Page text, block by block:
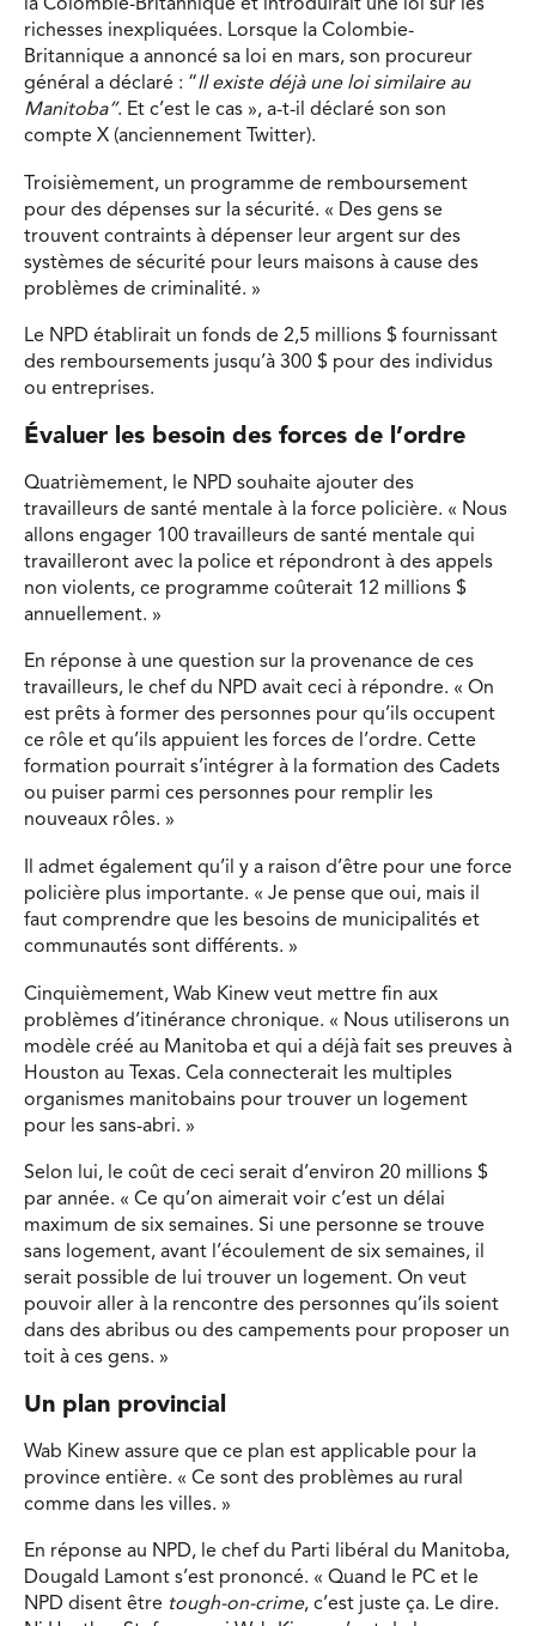
la Colombie-Britannique et introduirait une loi sur les
richesses inexpliquées. Lorsque la Colombie-
Britannique a annoncé sa loi en mars, son procureur
général a déclaré : “Il existe déjà une loi similaire au
Manitoba”. Et c’est le cas », a-t-il déclaré son son
compte X (anciennement Twitter).
Troisièmement, un programme de remboursement
pour des dépenses sur la sécurité. « Des gens se
trouvent contraints à dépenser leur argent sur des
systèmes de sécurité pour leurs maisons à cause des
problèmes de criminalité. »
Le NPD établirait un fonds de 2,5 millions $ fournissant
des remboursements jusqu’à 300 $ pour des individus
ou entreprises.
Évaluer les besoin des forces de l’ordre
Quatrièmement, le NPD souhaite ajouter des
travailleurs de santé mentale à la force policière. « Nous
allons engager 100 travailleurs de santé mentale qui
travailleront avec la police et répondront à des appels
non violents, ce programme coûterait 12 millions $
annuellement. »
En réponse à une question sur la provenance de ces
travailleurs, le chef du NPD avait ceci à répondre. « On
est prêts à former des personnes pour qu’ils occupent
ce rôle et qu’ils appuient les forces de l’ordre. Cette
formation pourrait s’intégrer à la formation des Cadets
ou puiser parmi ces personnes pour remplir les
nouveaux rôles. »
Il admet également qu’il y a raison d’être pour une force
policière plus importante. « Je pense que oui, mais il
faut comprendre que les besoins de municipalités et
communautés sont différents. »
Cinquièmement, Wab Kinew veut mettre fin aux
problèmes d’itinérance chronique. « Nous utiliserons un
modèle créé au Manitoba et qui a déjà fait ses preuves à
Houston au Texas. Cela connecterait les multiples
organismes manitobains pour trouver un logement
pour les sans-abri. »
Selon lui, le coût de ceci serait d’environ 20 millions $
par année. « Ce qu’on aimerait voir c’est un délai
maximum de six semaines. Si une personne se trouve
sans logement, avant l’écoulement de six semaines, il
serait possible de lui trouver un logement. On veut
pouvoir aller à la rencontre des personnes qu’ils soient
dans des abribus ou des campements pour proposer un
toit à ces gens. »
Un plan provincial
Wab Kinew assure que ce plan est applicable pour la
province entière. « Ce sont des problèmes au rural
comme dans les villes. »
En réponse au NPD, le chef du Parti libéral du Manitoba,
Dougald Lamont s’est prononcé. « Quand le PC et le
NPD disent être tough-on-crime, c’est juste ça. Le dire.